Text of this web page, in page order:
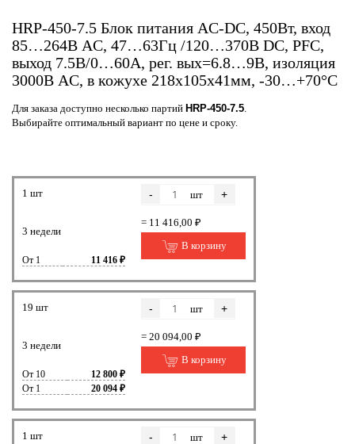
HRP-450-7.5 Блок питания AC-DC, 450Вт, вход
85…264В AC, 47…63Гц /120…370В DC, PFC,
выход 7.5В/0…60A, рег. вых=6.8…9В, изоляция
3000В AC, в кожухе 218х105х41мм, -30…+70°С
Для заказа доступно несколько партий HRP-450-7.5
Выбирайте оптимальный вариант по цене и сроку.
1 шт
3 недели
От 1 11 416 ₽
- шт +
= 11 416,00 ₽
В корзину
19 шт
3 недели
От 10
12 800 ₽
От 1
20 094 ₽
- шт +
= 20 094,00 ₽
В корзину
1 шт - шт +